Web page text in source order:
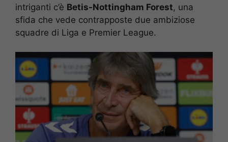
intriganti c’è Betis-Nottingham Forest, una
sfida che vede contrapposte due ambiziose
squadre di Liga e Premier League.